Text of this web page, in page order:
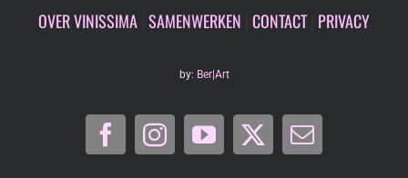
OVER VINISSIMA SAMENWERKEN CONTACT| PRIVACY
by: Ber|Art
FacebookInstagram
YouTube
X
E-